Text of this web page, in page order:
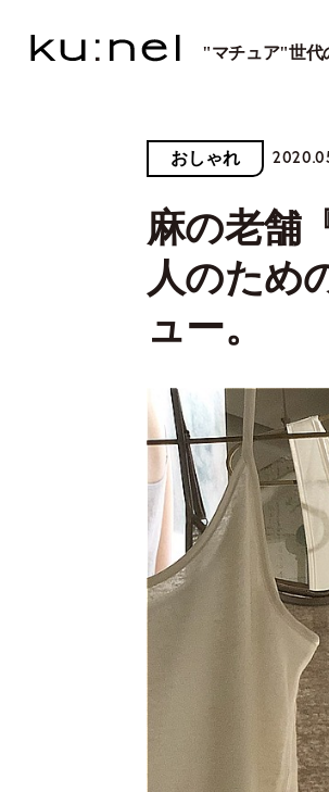
"マチュア"世代
おしゃれ
麻の老舗
人のため
ュー。